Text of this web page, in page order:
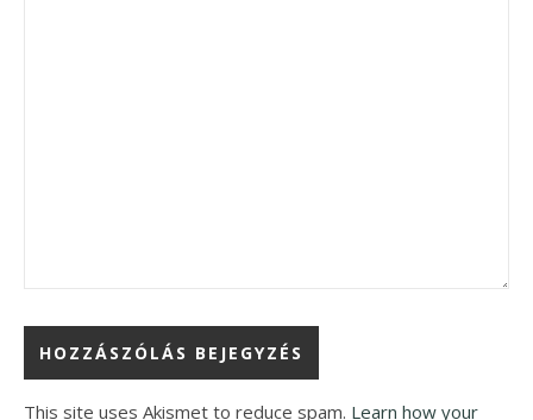
This site uses Akismet to reduce spam. Learn how your